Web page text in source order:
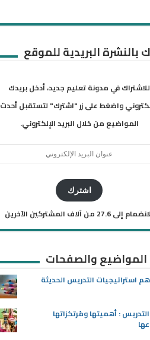
بالنشرة البريدية للموقع
للاشتراك في مدونة تعليم جديد، أدخل بريدك
واضغط على زر "اشترك" لتستقبل أحدث
المواضيع من خلال البريد الإلكتروني.
اشترك
إلى 27.6 من آلاف المشتركين الآخرين
المواضيع والصفحات
استراتيجيات التدريس الحديثة
: أهميتها ومُرتكزاتها